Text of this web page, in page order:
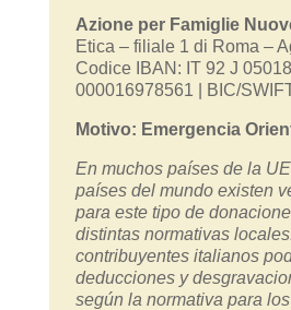
Azione per Famiglie
Etica – filiale 1 di Roma –
Codice IBAN: IT 92 J
000016978561 | BIC/
Motivo: Emergencia
En muchos países de la
países del mundo existen
para este tipo de
distintas normativas
contribuyentes italianos
deducciones y
según la normativa para